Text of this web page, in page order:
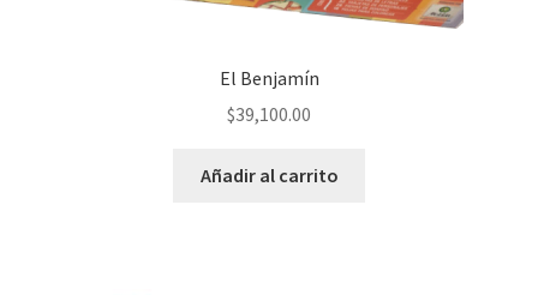
El Benjamín
$39,100.00
Añadir al carrito